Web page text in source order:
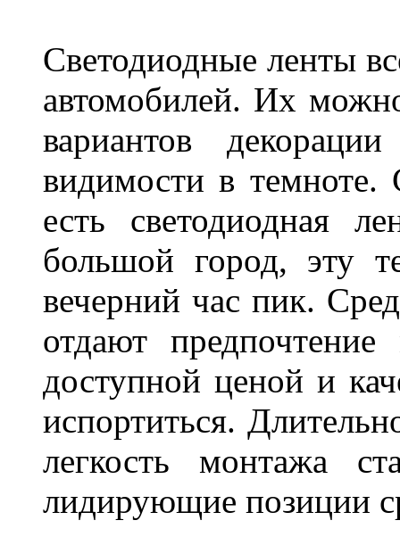
Светодиодные ленты
автомобилей. Их
вариантов
видимости в темноте.
есть светодиодная
большой город, эту
вечерний час пик.
отдают
доступной ценой и
испортиться.
легкость монтажа
лидирующие